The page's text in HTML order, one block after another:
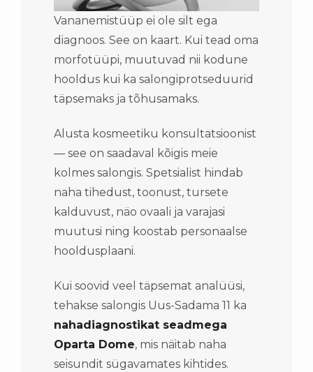
Vananemistüüp ei ole silt ega
diagnoos. See on kaart. Kui tead oma
morfotüüpi, muutuvad nii kodune
hooldus kui ka salongiprotseduurid
täpsemaks ja tõhusamaks.
Alusta kosmeetiku konsultatsioonist
— see on saadaval kõigis meie
kolmes salongis. Spetsialist hindab
naha tihedust, toonust, tursete
kalduvust, näo ovaali ja varajasi
muutusi ning koostab personaalse
hooldusplaani.
Kui soovid veel täpsemat analüüsi,
tehakse salongis Uus-Sadama 11 ka
nahadiagnostikat seadmega
Oparta Dome, mis näitab naha
seisundit sügavamates kihtides.